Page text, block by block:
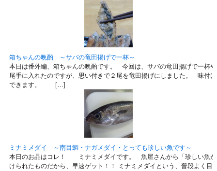
箱ちゃんの晩酌 ～サバの竜田揚げで一杯～
本日は番外編、箱ちゃんの晩酌です。 今回は、サバの竜田揚げで一杯
尾手に入れたのですが、思い付きで２尾を竜田揚げにしました。 味付
できます。 […]
ミナミメダイ ～南目鯛・ナガメダイ・とっても珍しい魚です～
本日のお品はコレ！ ミナミメダイです。 魚屋さんから「珍しい魚が
けられたものだから、早速ゲット！！ ミナミメダイという、普段よく目